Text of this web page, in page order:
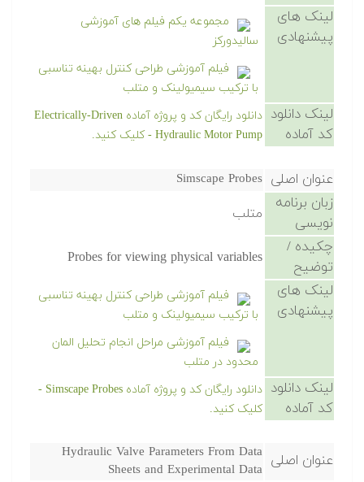
لینک های
پیشنهادی
مجموعه یکم فیلم های آموزشی
سالیدورکز
فیلم آموزشی طراحی کنترل بهینه تناسبی
با ترکیب سیمیولینک و متلب
لینک دانلود
کد آماده
دانلود رایگان کد و پروژه آماده Electrically-Driven
Hydraulic Motor Pump - کلیک کنید.
عنوان اصلی Simscape Probes
زبان برنامه
نویسی
متلب
چکیده /
توضیح
Probes for viewing physical variables
لینک های
پیشنهادی
فیلم آموزشی طراحی کنترل بهینه تناسبی
با ترکیب سیمیولینک و متلب
فیلم آموزشی مراحل انجام تحلیل المان
محدود در متلب
لینک دانلود
کد آماده
دانلود رایگان کد و پروژه آماده Simscape Probes -
کلیک کنید.
عنوان اصلی Hydraulic Valve Parameters From Data
Sheets and Experimental Data